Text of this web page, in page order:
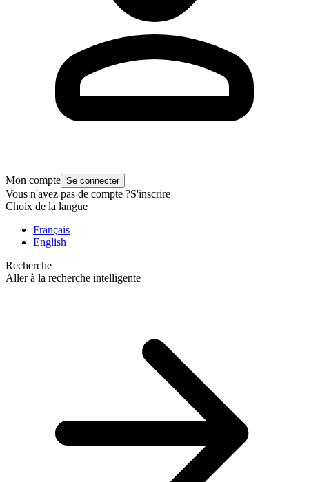
Mon compte Se connecter
Vous n'avez pas de compte ?S'inscrire
Choix de la langue
Français
English
Recherche
Aller à la recherche intelligente